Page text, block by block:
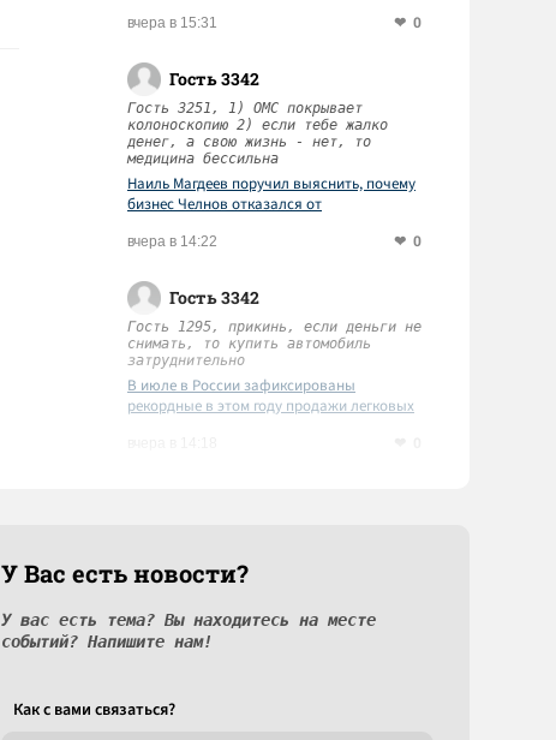
вчера в 15:31 0
Гость 3342
Гость 3251, 1) ОМС покрывает
колоноскопию 2) если тебе жалко
денег, а свою жизнь - нет, то
медицина бессильна
Наиль Магдеев поручил выяснить, почему
бизнес Челнов отказался от
вчера в 14:22 0
Гость 3342
Гость 1295, прикинь, если деньги не
снимать, то купить автомобиль
затруднительно
В июле в России зафиксированы
рекордные в этом году продажи легковых
У Вас есть новости?
У вас есть тема? Вы находитесь на месте
событий? Напишите нам!
Как c вами связаться?